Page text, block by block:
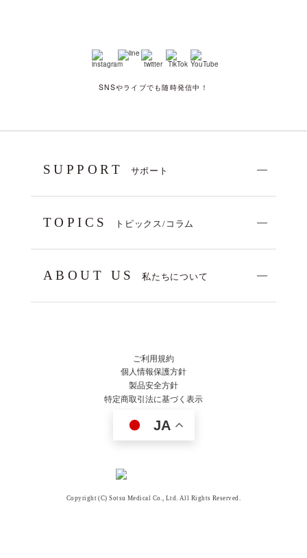
SNSやライブでも随時発信中！
SUPPORT サポート
TOPICS トピックス/コラム
ABOUT US 私たちについて
ご利用規約
個人情報保護方針
製品安全方針
特定商取引法に基づく表示
JA
Copyright (C) Sotsu Medical Co., Ltd. All Rights Reserved.